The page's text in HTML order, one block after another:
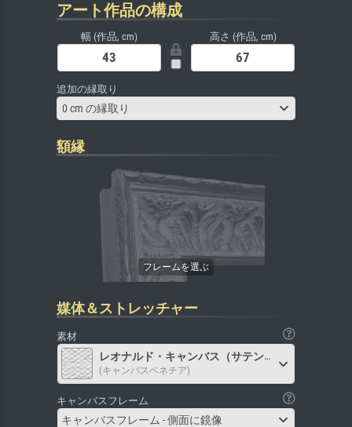
アート作品の構成
幅 (作品, cm) 高さ (作品, cm)
追加の縁取り
0 cm の縁取り
額縁
媒体＆ストレッチャー
素材
レオナルド・キャンバス（サテン）
(キャンバスベネチア)
キャンバスフレーム
キャンバスフレーム - 側面に鏡像